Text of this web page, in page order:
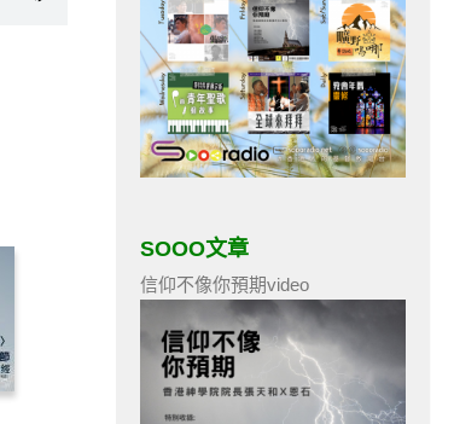
SOOO文章
信仰不像你預期video